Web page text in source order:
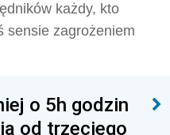
każdy, kto
sensie zagrożeniem
o 5h godzin
od trzeciego